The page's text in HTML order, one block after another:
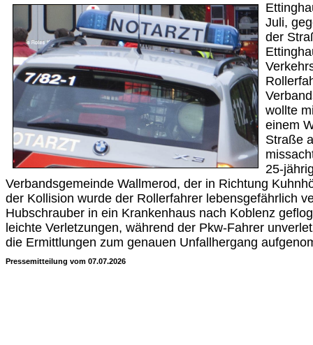
Juli,
der
wollte
einem
Straße
25-
Verbandsgemeinde Wallmerod, der in Richtung
der Kollision wurde der Rollerfahrer lebensgefährlich
Hubschrauber in ein Krankenhaus nach Koblenz
leichte Verletzungen, während der Pkw-Fahrer
die Ermittlungen zum genauen Unfallhergang
Pressemitteilung vom 07.07.2026